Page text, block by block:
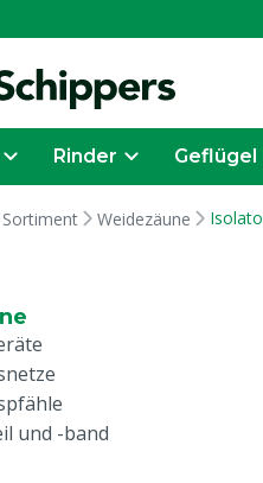
Rinder Geflügel
Weidezäune
und -band